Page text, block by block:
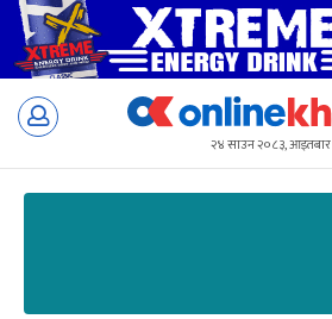
Skip
२४ साउन २०८३, आइतबार